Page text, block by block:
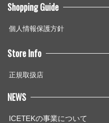
Shopping Guide
個人情報保護方針
Store Info
正規取扱店
NEWS
ICETEKの事業について